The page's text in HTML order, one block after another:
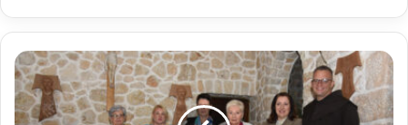
GRADNIĆI
Književna
večer
s